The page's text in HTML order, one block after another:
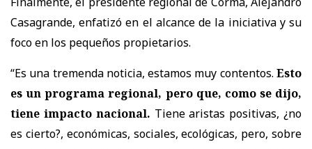
Casagrande, enfatizó en el alcance de la iniciativa y su
foco en los pequeños propietarios.
“Es una tremenda noticia, estamos muy contentos. Esto
es un programa regional, pero que, como se dijo,
tiene impacto nacional. Tiene aristas positivas, ¿no
es cierto?, económicas, sociales, ecológicas, pero, sobre